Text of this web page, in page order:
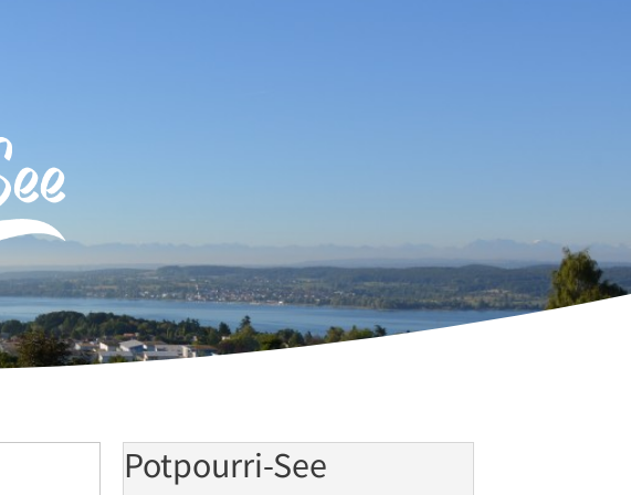
Potpourri-See